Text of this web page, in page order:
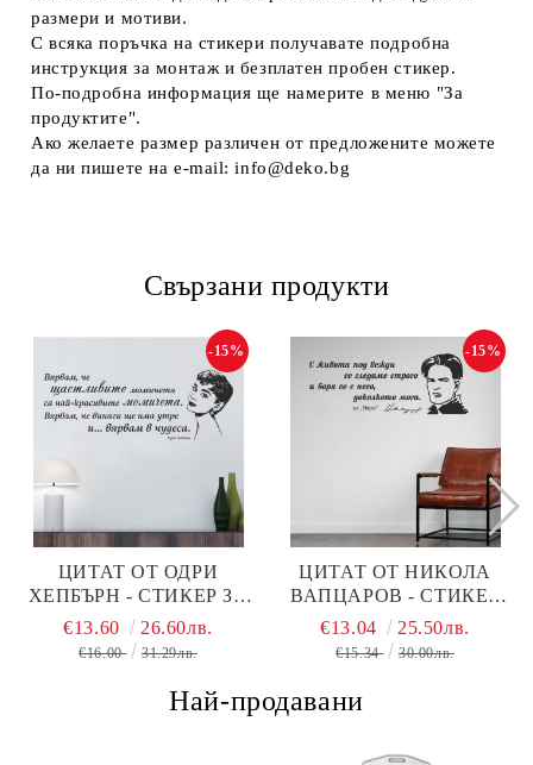
размери и мотиви.
С всяка поръчка на стикери получавате подробна
инструкция за монтаж и безплатен пробен стикер.
По-подробна информация ще намерите в меню "За
продуктите".
Ако желаете размер различен от предложените можете
да ни пишете на e-mail: info@deko.bg
Свързани продукти
ЦИТАТ ОТ ОДРИ
ХЕПБЪРН - СТИКЕР ЗА
СТЕНА
-15%
€13.60 26.60лв.
€16.00 31.29лв.
ЦИТАТ ОТ НИКОЛА
ВАПЦАРОВ - СТИКЕР
ЗА ДЕКОРАЦИЯ
-15%
€13.04 25.50лв.
€15.34 30.00лв.
Най-продавани